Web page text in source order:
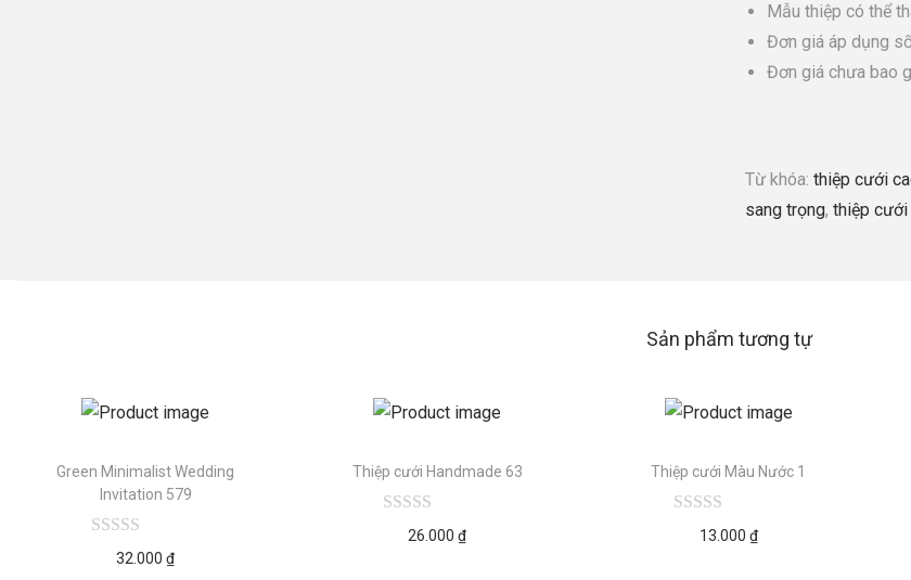
Mẫu thiệp có thể
Đơn giá áp dụng
Đơn giá chưa bao
Từ khóa: thiệp cưới
sang trọng, thiệp cưới
Sản phẩm tương tự
Green Minimalist Wedding
Invitation 579
32.000₫
Thiệp cưới Handmade 63
26.000₫
Thiệp cưới Màu Nước 1
13.000 ₫